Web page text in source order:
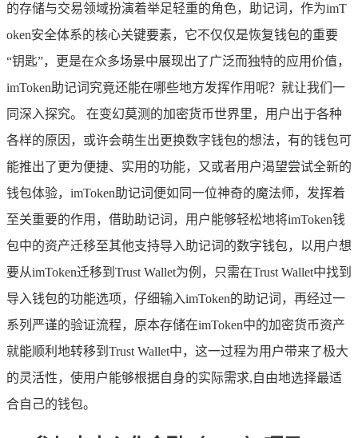
的存储与交易领域扮演着举足轻重的角色，助记词，作为imT
oken安全体系的核心关键要素，它不仅仅是恢复钱包的重要
“钥匙”，更是在众多场景中展现出了广泛而独特的应用价值，
imToken助记词究竟还能在哪些地方发挥作用呢？就让我们一
同深入探究。 在变幻莫测的加密货币世界里，用户出于各种
各样的原因，或许会萌生出更换数字钱包的想法，有的钱包可
能推出了更为便捷、实用的功能，又或者用户渴望尝试全新的
钱包体验，imToken助记词便如同一位神奇的魔法师，发挥着
至关重要的作用，借助助记词，用户能够轻松地将imToken钱
包中的资产迁移至其他支持导入助记词的数字钱包，以用户想
要从imToken迁移到Trust Wallet为例，只需在Trust Wallet中找到
导入钱包的功能选项，仔细输入imToken的助记词，再经过一
系列严谨的验证流程，原本存储在imToken中的加密货币资产
就能顺利地转移到Trust Wallet中，这一过程为用户带来了极大
的灵活性，使用户能够根据自身的实际需求,自由地选择最适
合自己的钱包。